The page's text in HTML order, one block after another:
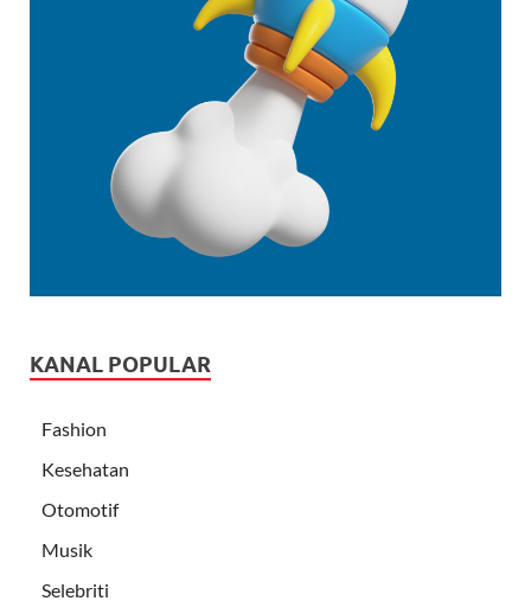
KANAL POPULAR
Fashion
Kesehatan
Otomotif
Musik
Selebriti